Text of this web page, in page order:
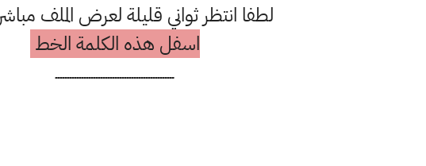
لطفا انتظر ثواني قليلة لعرض الملف
اسفل هذه الكلمة الخط
ــــــــــــــــــــــــــــــــــــــــــــــــــ